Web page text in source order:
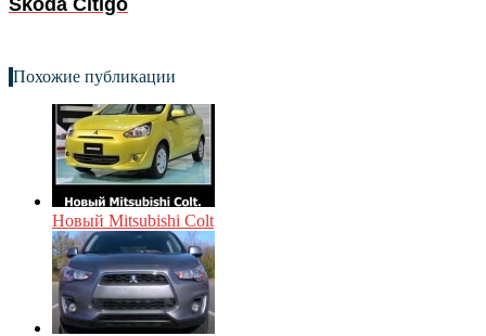
Похожие публикации
Новый Mitsubishi Colt